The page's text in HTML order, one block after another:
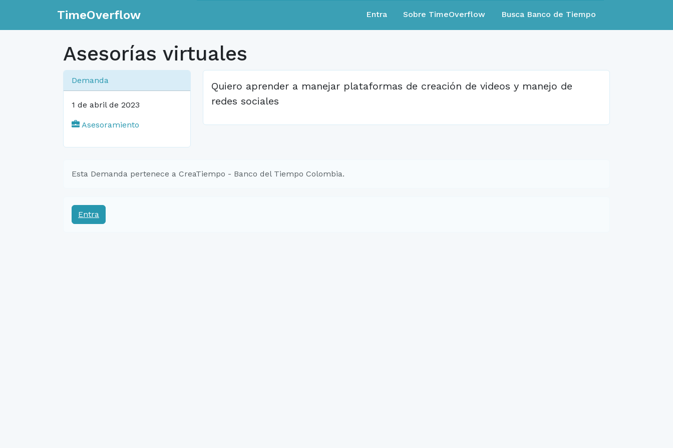
TimeOverflow Entra Sobre TimeOverflow Busca Banco de Tiempo
Asesorías virtuales
Demanda
1 de abril de 2023
Asesoramiento
Quiero aprender a manejar plataformas de creación de videos y manejo de
redes sociales
Esta Demanda pertenece a CreaTiempo - Banco del Tiempo Colombia.
Entra